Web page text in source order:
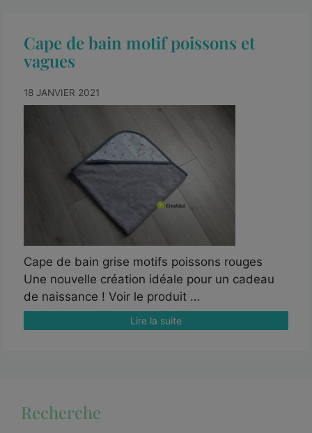
Cape de bain motif poissons et
vagues
18 JANVIER 2021
Cape de bain grise motifs poissons rouges
Une nouvelle création idéale pour un cadeau
de naissance ! Voir le produit …
Lire la suite
Recherche